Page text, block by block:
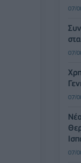
07/
07/
07/
07/